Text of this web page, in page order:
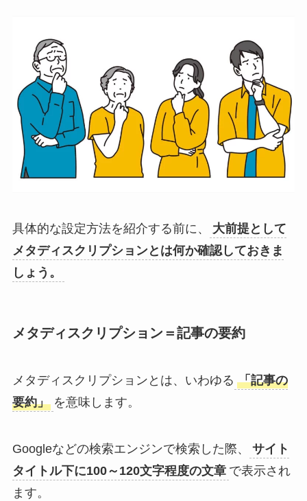
具体的な設定方法を紹介する前に、
大前提として
メタディスクリプションとは何か確認しておきま
しょう。
メタディスクリプション＝記事の要約
メタディスクリプションとは、いわゆる 「記事の
要約」 を意味します。
Googleなどの検索エンジンで検索した際、
サイト
タイトル下に100～120文字程度の文章 で表示され
ます。